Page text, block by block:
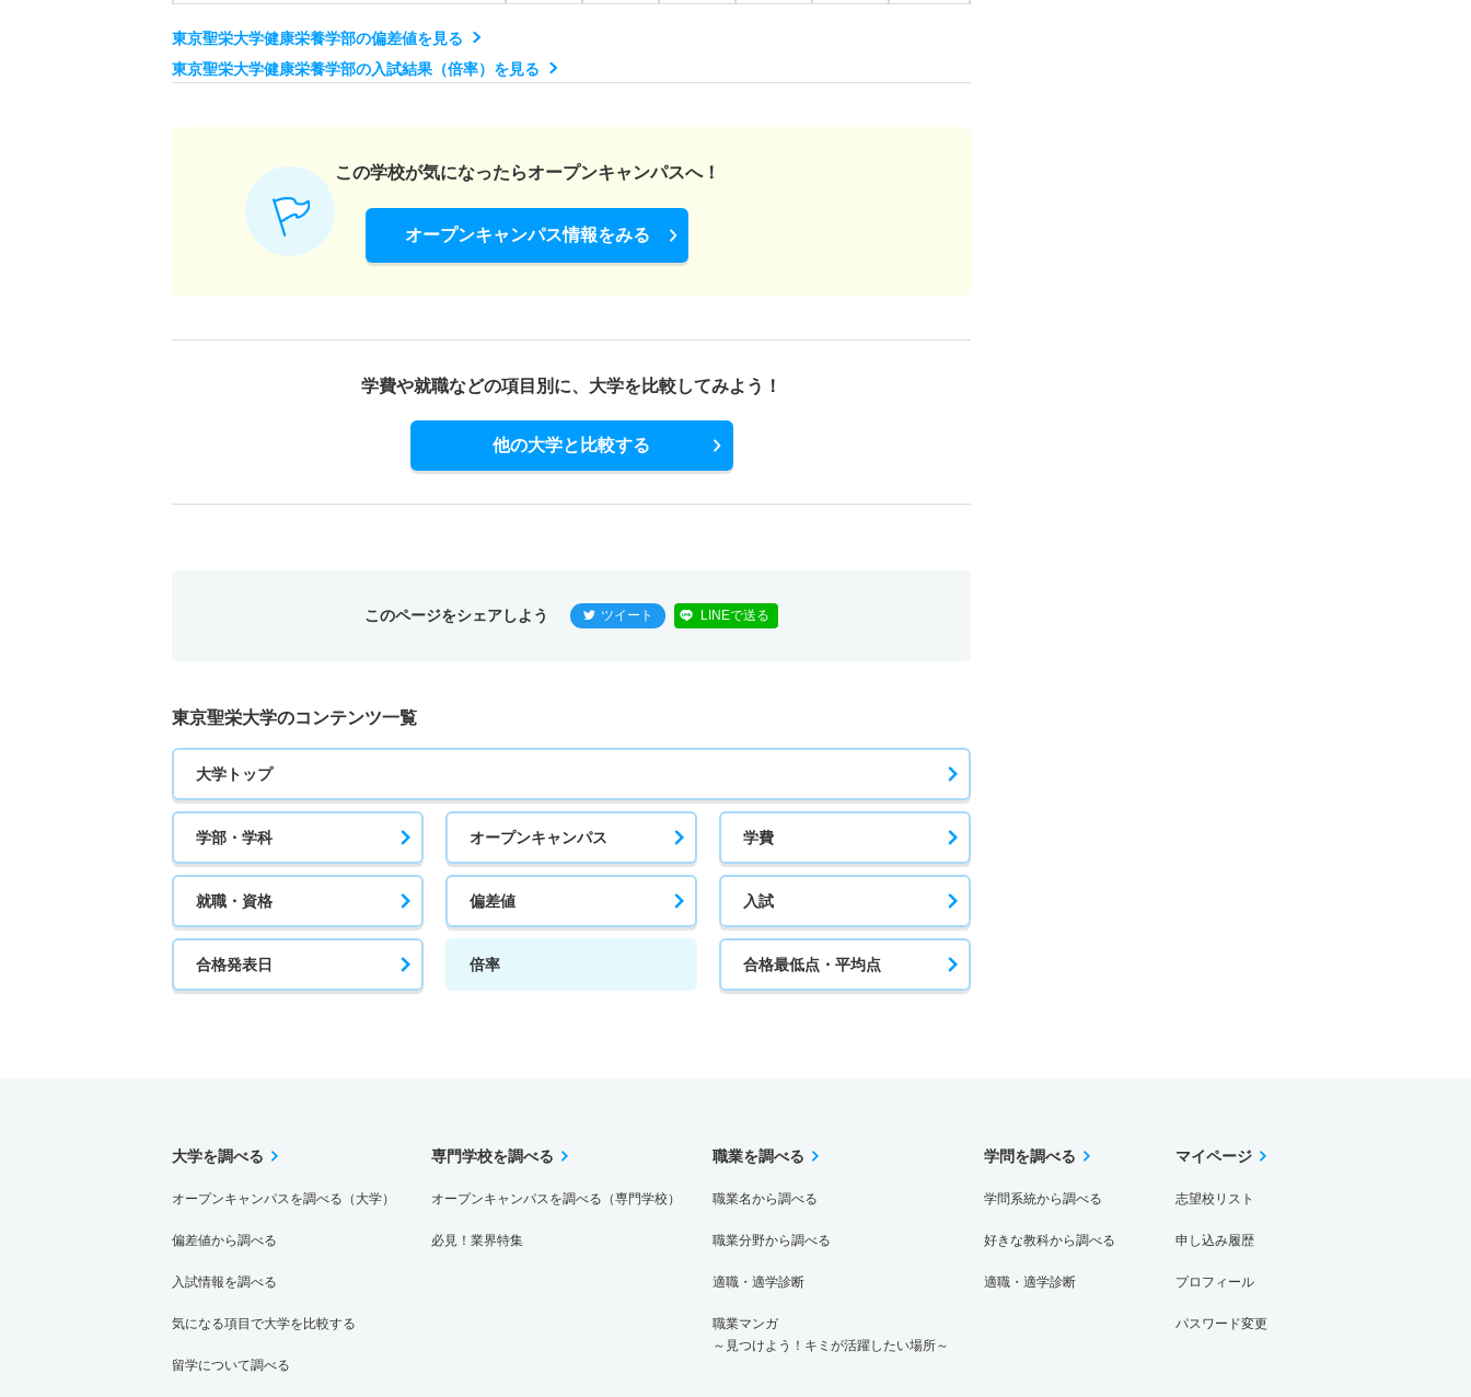
管理栄養学科 一般 ニ ３期
1.50倍 1倍 3人
管理栄養学科 推薦 学校推薦型公募制
5人 1倍 1倍 2人 2人 2人 －
－ 1人 1人
食品学科 一般 共テ １期
2人 1倍 1倍 12人 12人 12人 51.80
食品学科 一般 ニ ２期
2人
若干名 1倍 1倍 1人 1人 1人 －
5人 － 0倍 非公表 非公表
東京聖栄大学健康栄養学部の偏差値を見る
東京聖栄大学健康栄養学部の入試結果（倍率）を見る
この学校が気になったらオープンキャンパスへ！
オープンキャンパス情報をみる
学費や就職などの項目別に、 大学を比較してみよう！
他の大学と比較する
このページをシェアしよう ツイート LINEで送る
東京聖栄大学のコンテンツ一覧
大学トップ
学部・学科 オープンキャンパス 学費
就職・資格 偏差値 入試
合格発表日 倍率 合格最低点・平均点
大学を調べる
オープンキャンパスを調べる（大学）
偏差値から調べる
入試情報を調べる
気になる項目で大学を比較する
留学について調べる
専門学校を調べる
オープンキャンパスを調べる（専門学校）
必見！業界特集
職業を調べる
職業名から調べる
職業分野から調べる
適職・適学診断
職業マンガ
～見つけよう！キミが活躍したい場所～
学問を調べる
学問系統から調べる
好きな教科から調べる
適職・適学診断
マイページ
志望校リスト
申し込み履歴
プロフィール
パスワード変更